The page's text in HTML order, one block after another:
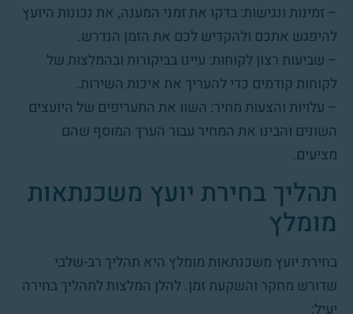
– זמינות ונגישות: בדקו את זמני המענה, את נכונות היועץ
להיפגש אתכם ולהקדיש לכם את הזמן הנדרש.
– שביעות רצון לקוחות: עיינו בביקורות ובהמלצות של
לקוחות קודמים כדי להעריך את איכות השירות.
– עלויות והצעות מחיר: השוו את התעריפים של היועצים
השונים והבינו את המחיר עבור הערך המוסף שהם
מציעים.
תהליך בחירת יועץ משכנתאות
מומלץ
בחירת יועץ משכנתאות מומלץ היא תהליך רב-שלבי
שדורש מחקר והשקעת זמן. להלן המלצות לתהליך בחירה
יעיל: